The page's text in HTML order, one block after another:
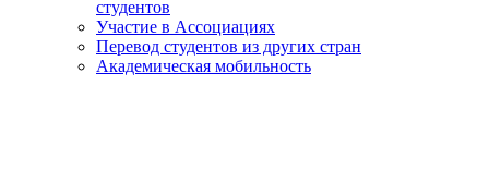
студентов
Участие в Ассоциациях
Перевод студентов из других стран
Академическая мобильность